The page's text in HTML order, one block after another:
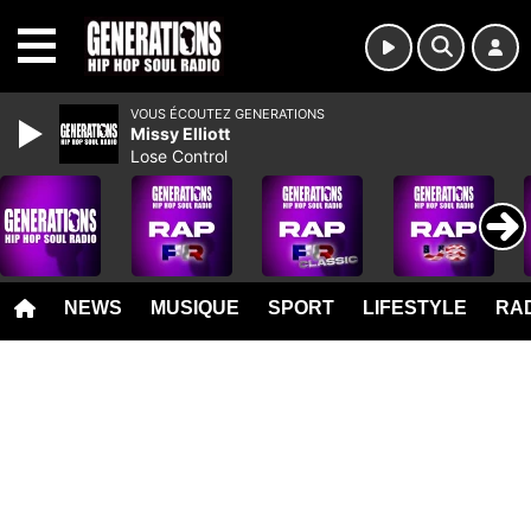
NEWS MUSIQUE SPORT LIFESTYLE
VOUS ÉCOUTEZ GENERATIONS
Missy Elliott
Lose Control